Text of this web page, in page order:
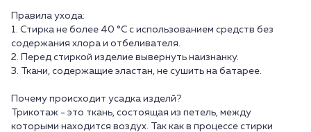
Правила ухода:
1. Стирка не более 40 °C с использованием средств без
содержания хлора и отбеливателя.
2. Перед стиркой изделие вывернуть наизнанку.
3. Ткани, содержащие эластан, не сушить на батарее.
Почему происходит усадка изделй?
Трикотаж - это ткань, состоящая из петель, между
которыми находится воздух. Так как в процессе стирки